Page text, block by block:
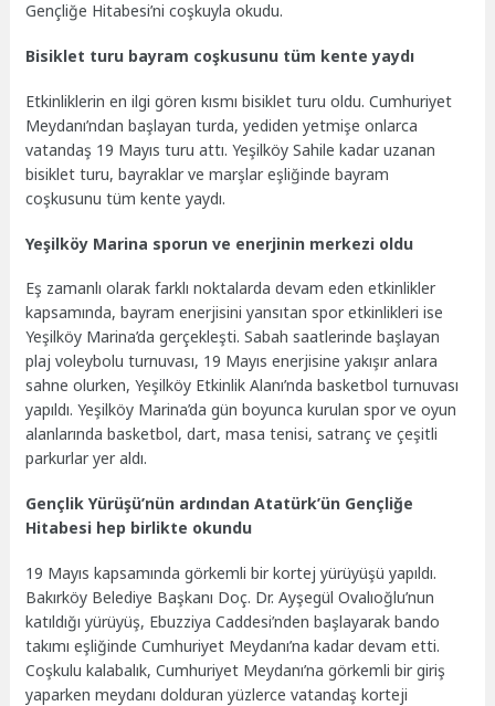
Gençliğe Hitabesi’ni coşkuyla okudu.
Bisiklet turu bayram coşkusunu tüm kente yaydı
Etkinliklerin en ilgi gören kısmı bisiklet turu oldu. Cumhuriyet
Meydanı’ndan başlayan turda, yediden yetmişe onlarca
vatandaş 19 Mayıs turu attı. Yeşilköy Sahile kadar uzanan
bisiklet turu, bayraklar ve marşlar eşliğinde bayram
coşkusunu tüm kente yaydı.
Yeşilköy Marina sporun ve enerjinin merkezi oldu
Eş zamanlı olarak farklı noktalarda devam eden etkinlikler
kapsamında, bayram enerjisini yansıtan spor etkinlikleri ise
Yeşilköy Marina’da gerçekleşti. Sabah saatlerinde başlayan
plaj voleybolu turnuvası, 19 Mayıs enerjisine yakışır anlara
sahne olurken, Yeşilköy Etkinlik Alanı’nda basketbol turnuvası
yapıldı. Yeşilköy Marina’da gün boyunca kurulan spor ve oyun
alanlarında basketbol, dart, masa tenisi, satranç ve çeşitli
parkurlar yer aldı.
Gençlik Yürüşü’nün ardından Atatürk’ün Gençliğe
Hitabesi hep birlikte okundu
19 Mayıs kapsamında görkemli bir kortej yürüyüşü yapıldı.
Bakırköy Belediye Başkanı Doç. Dr. Ayşegül Ovalıoğlu’nun
katıldığı yürüyüş, Ebuzziya Caddesi’nden başlayarak bando
takımı eşliğinde Cumhuriyet Meydanı’na kadar devam etti.
Coşkulu kalabalık, Cumhuriyet Meydanı’na görkemli bir giriş
yaparken meydanı dolduran yüzlerce vatandaş korteji